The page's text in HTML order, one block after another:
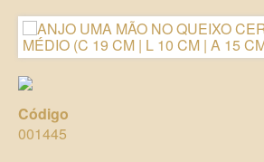
Código
001445